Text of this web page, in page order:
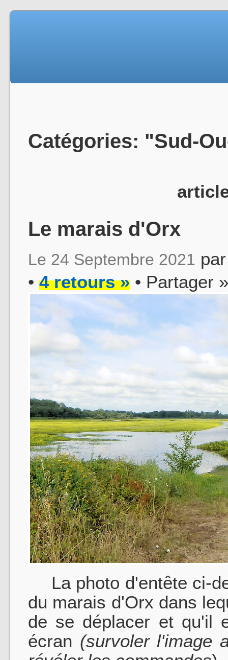
Catégories: "Sud-
Le marais d'Orx
Le 24 Septembre 2021
• 4 retours » • Partager
La photo d'entête ci-
du marais d'Orx dans
de se déplacer et qu'il
écran (survoler l'image